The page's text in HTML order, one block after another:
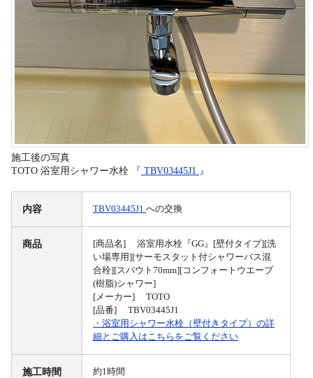
施工後の写真
TOTO 浴室用シャワー水栓 『 TBV03445J1 』
内容 TBV03445J1 への交換
商品
[商品名] 浴室用水栓『GG』[壁付タイプ][洗
い場専用][サーモスタット付シャワーバス混
合栓][スパウト70mm][コンフォートウエーブ
(樹脂)シャワー]
[メーカー] TOTO
[品番] TBV03445J1
・浴室用シャワー水栓（壁付きタイプ）の詳
細とご購入はこちらをご覧ください
施工時間 約1時間